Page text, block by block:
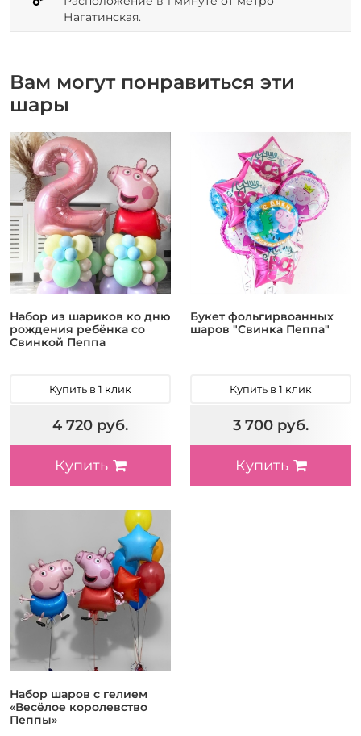
Нагатинская.
Вам могут понравиться эти
шары
Набор из шариков ко дню
рождения ребёнка со
Свинкой Пеппа
Купить в 1 клик
4 720 руб.
Купить
Букет фольгирвоанных
шаров "Свинка Пеппа"
Купить в 1 клик
3 700 руб.
Купить
Набор шаров с гелием
«Весёлое королевство
Пеппы»